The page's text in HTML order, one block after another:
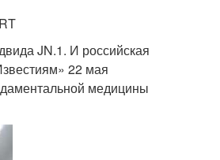
JN.1. И российская
22 мая
медицины